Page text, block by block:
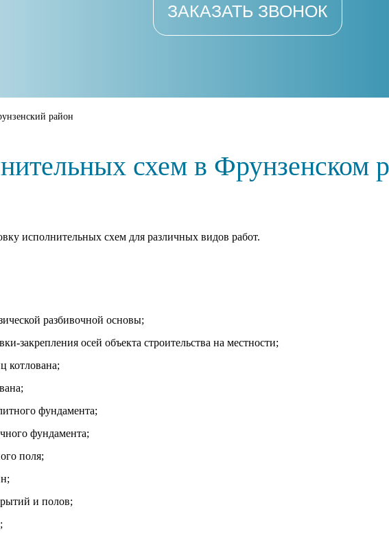
ЗАКАЗАТЬ ЗВОНОК
район
схем в Фрунзенском
исполнительных схем для различных видов работ.
разбивочной основы;
закрепления осей объекта строительства на местности;
котлована;
фундамента;
фундамента;
поля;
и полов;